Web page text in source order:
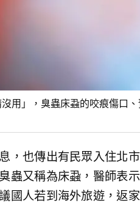
用」，臭蟲床蝨的咬痕傷口
，也傳出有民眾入住北
蟲又稱為床蝨，醫師表
國人若到海外旅遊，返